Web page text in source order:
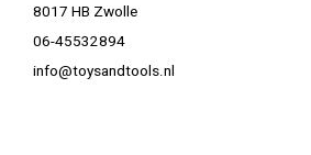
8017 HB Zwolle
06-45532894
info@toysandtools.nl